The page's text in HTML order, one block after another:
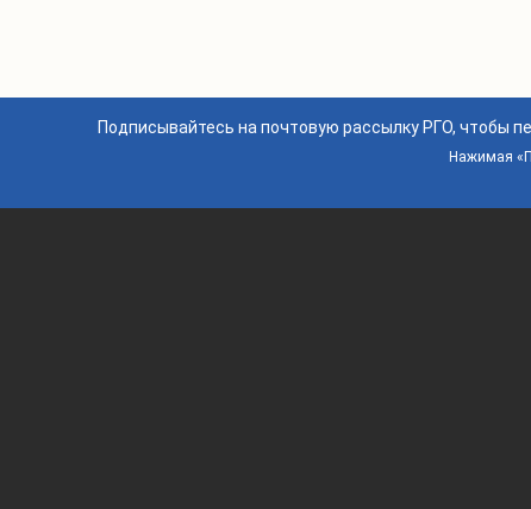
Подписывайтесь на почтовую рассылку РГО, чтобы
Нажимая